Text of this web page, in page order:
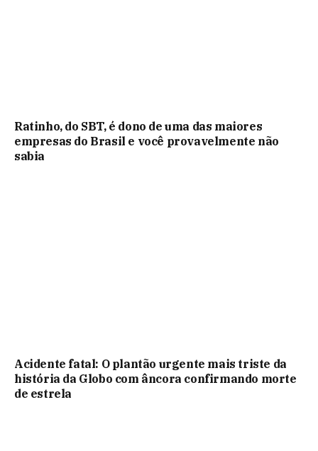
Ratinho, do SBT, é dono de uma das maiores
empresas do Brasil e você provavelmente não
sabia
Acidente fatal: O plantão urgente mais triste da
história da Globo com âncora confirmando morte
de estrela